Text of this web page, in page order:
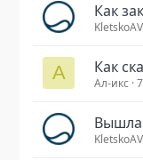
Как
KletskoAV
А Как
Ал-икс
Вышла
KletskoAV